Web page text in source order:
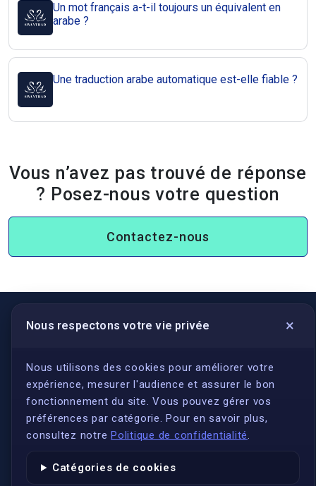
Un mot français a-t-il toujours un équivalent en
arabe ?
Une traduction arabe automatique est-elle fiable ?
Vous n’avez pas trouvé de réponse
? Posez-nous votre question
Contactez-nous
Nous respectons votre vie privée ×
Nous utilisons des cookies pour améliorer votre
expérience, mesurer l'audience et assurer le bon
fonctionnement du site. Vous pouvez gérer vos
préférences par catégorie. Pour en savoir plus,
consultez notre Politique de confidentialité.
Catégories de cookies
LIENS UTILES
S'inscrire
Qui sommes-nous ?
Conformité
Annuaires des traducteurs assermentés
Actualités